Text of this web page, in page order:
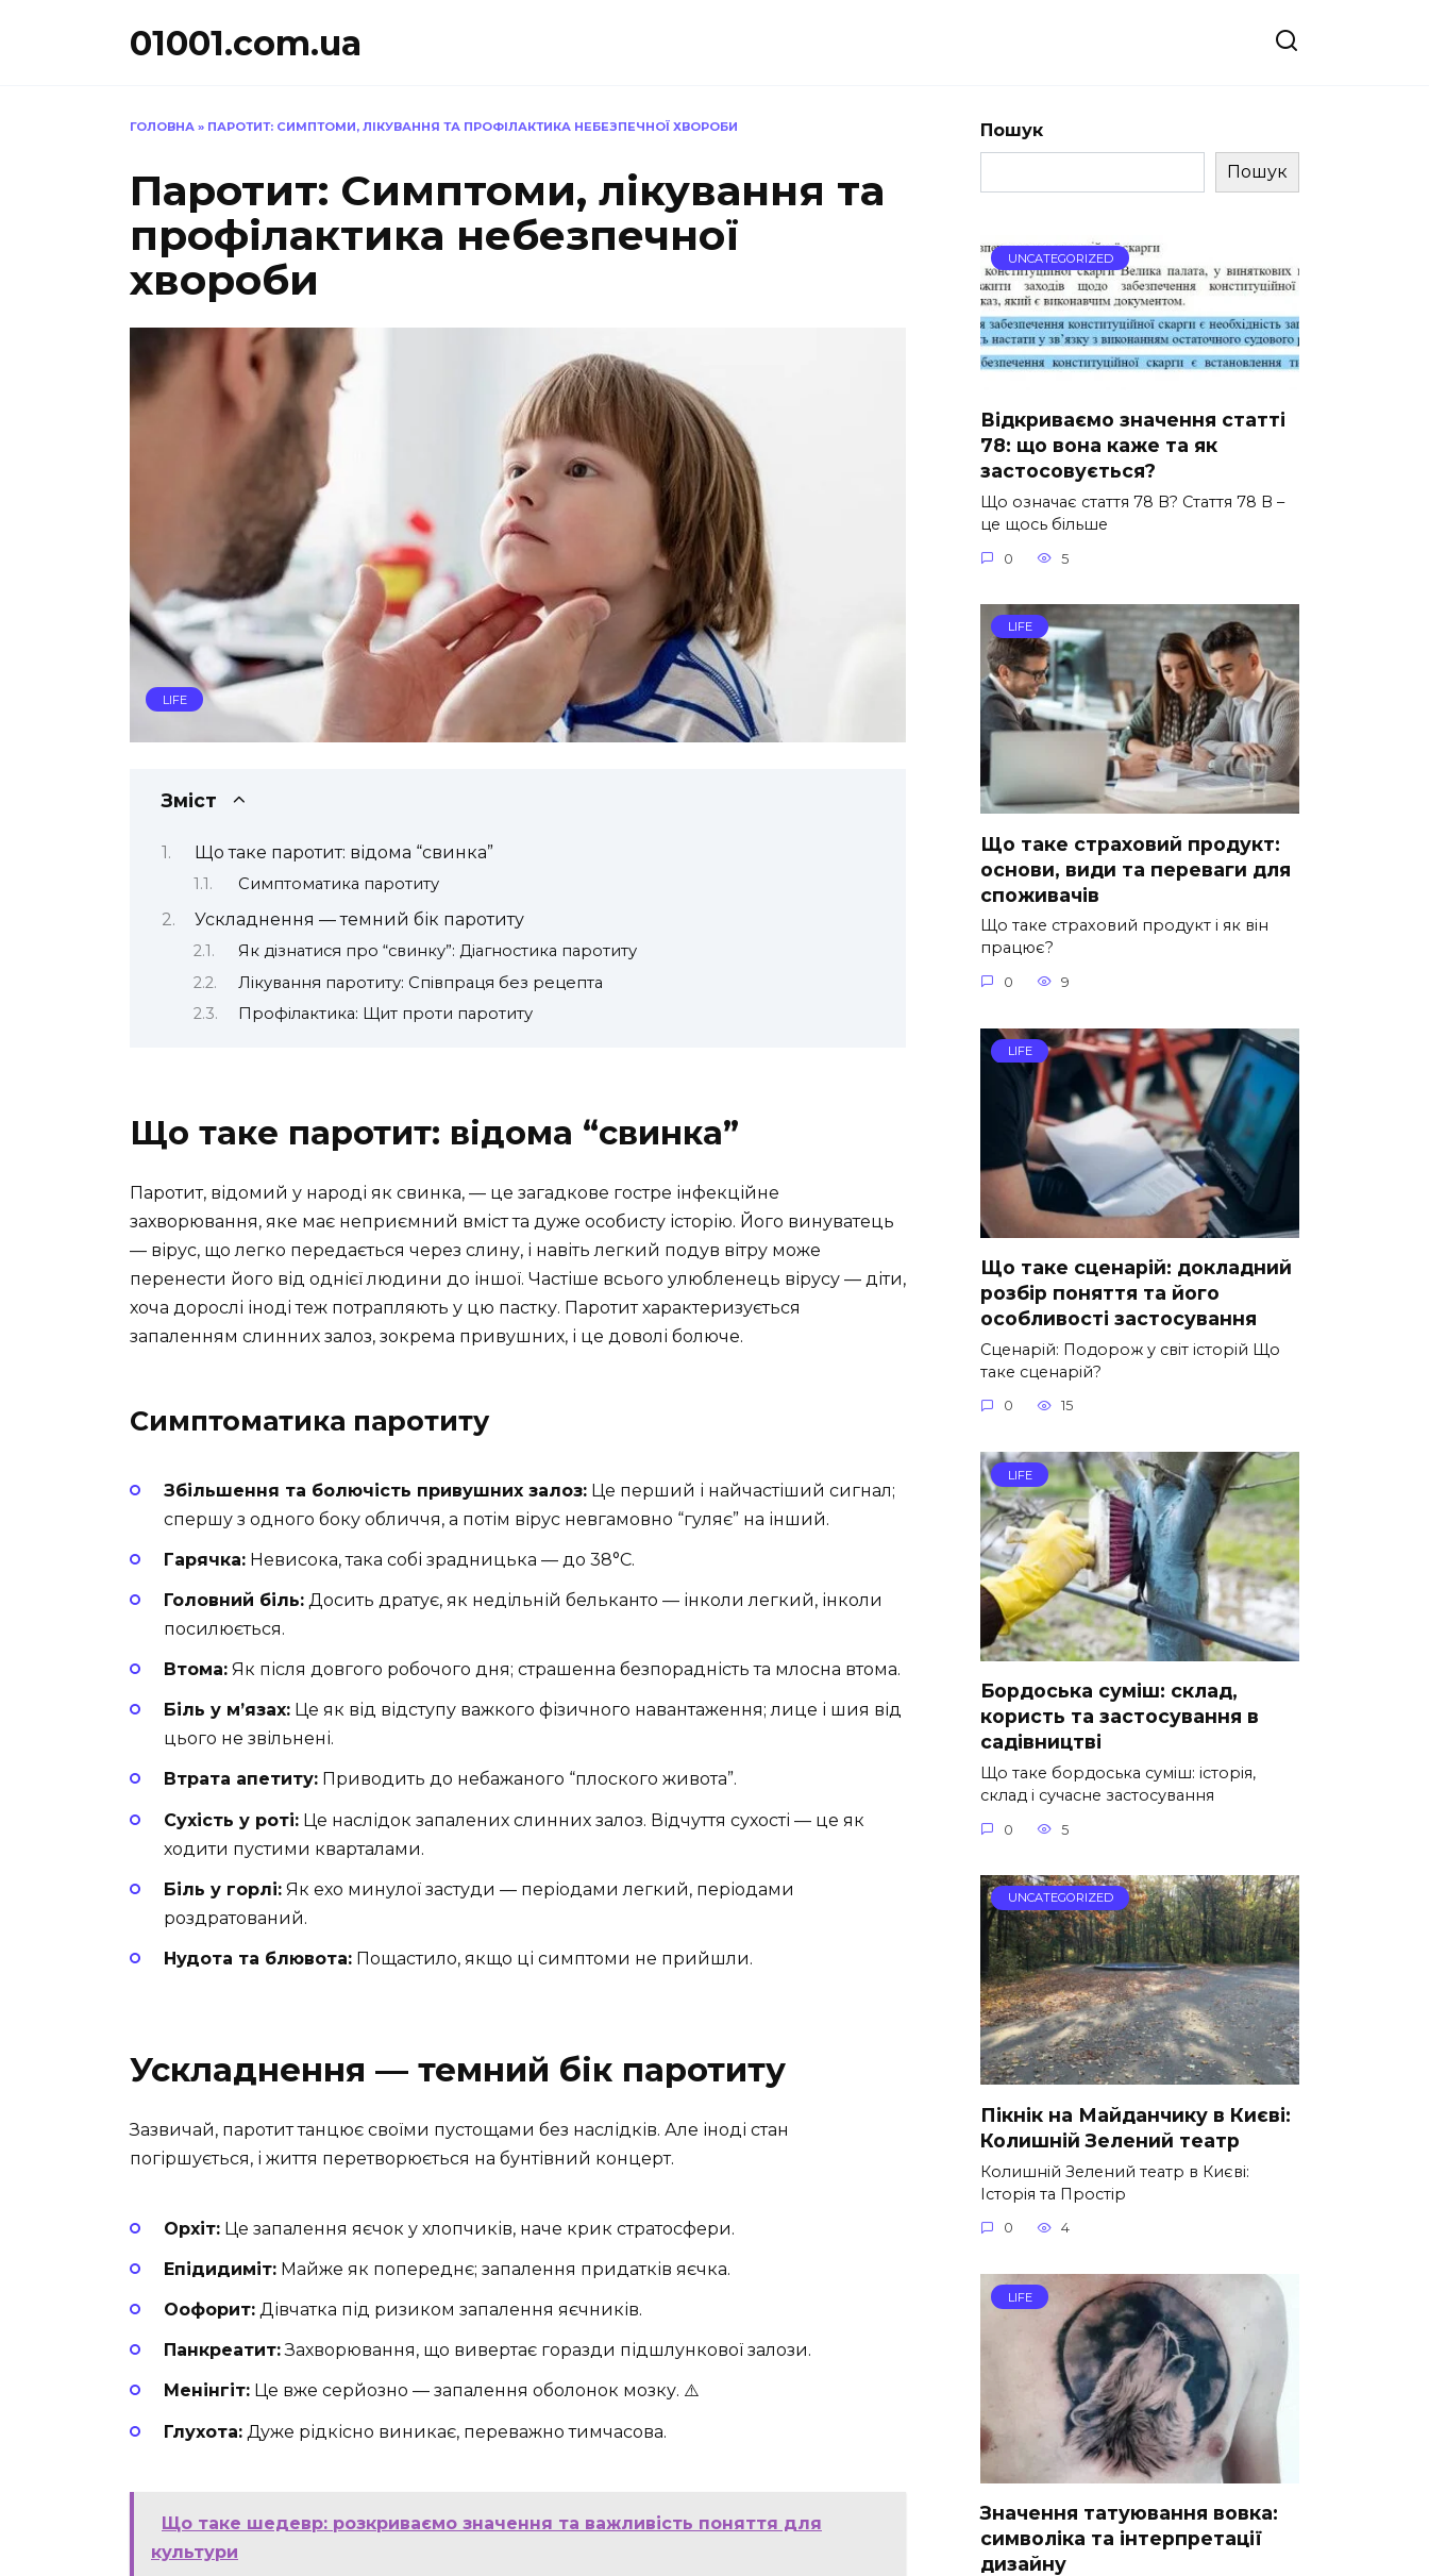
01001.com.ua
ГОЛОВНА » ПАРОТИТ: СИМПТОМИ, ЛІКУВАННЯ ТА ПРОФІЛАКТИКА НЕБЕЗПЕЧНОЇ ХВОРОБИ
Паротит: Симптоми, лікування та
профілактика небезпечної
хвороби
LIFE
Зміст
Що таке паротит: відома “свинка”
Симптоматика паротиту
Ускладнення — темний бік паротиту
Як дізнатися про “свинку”: Діагностика паротиту
Лікування паротиту: Співпраця без рецепта
Профілактика: Щит проти паротиту
Що таке паротит: відома “свинка”
Паротит, відомий у народі як свинка, — це загадкове гостре інфекційне
захворювання, яке має неприємний вміст та дуже особисту історію. Його винуватець
— вірус, що легко передається через слину, і навіть легкий подув вітру може
перенести його від однієї людини до іншої. Частіше всього улюбленець вірусу — діти,
хоча дорослі іноді теж потрапляють у цю пастку. Паротит характеризується
запаленням слинних залоз, зокрема привушних, і це доволі болюче.
Симптоматика паротиту
Збільшення та болючість привушних залоз: Це перший і найчастіший сигнал;
спершу з одного боку обличчя, а потім вірус невгамовно “гуляє” на інший.
Гарячка: Невисока, така собі зрадницька — до 38°C.
Головний біль: Досить дратує, як недільній бельканто — інколи легкий, інколи
посилюється.
Втома: Як після довгого робочого дня; страшенна безпорадність та млосна втома.
Біль у м’язах: Це як від відступу важкого фізичного навантаження; лице і шия від
цього не звільнені.
Втрата апетиту: Приводить до небажаного “плоского живота”.
Сухість у роті: Це наслідок запалених слинних залоз. Відчуття сухості — це як
ходити пустими кварталами.
Біль у горлі: Як ехо минулої застуди — періодами легкий, періодами
роздратований.
Нудота та блювота: Пощастило, якщо ці симптоми не прийшли.
Ускладнення — темний бік паротиту
Зазвичай, паротит танцює своїми пустощами без наслідків. Але іноді стан
погіршується, і життя перетворюється на бунтівний концерт.
Орхіт: Це запалення яєчок у хлопчиків, наче крик стратосфери.
Епідидиміт: Майже як попереднє; запалення придатків яєчка.
Оофорит: Дівчатка під ризиком запалення яєчників.
Панкреатит:Захворювання, що вивертає горазди підшлункової залози.
Менінгіт: Це вже серйозно — запалення оболонок мозку. ⚠️
Глухота: Дуже рідкісно виникає, переважно тимчасова.
Що таке шедевр: розкриваємо значення та важливість поняття для
культури
Пошук
Пошук
UNCATEGORIZED
Відкриваємо значення статті
78: що вона каже та як
застосовується?
Що означає стаття 78 В? Стаття 78 В –
це щось більше
0 5
LIFE
Що таке страховий продукт:
основи, види та переваги для
споживачів
Що таке страховий продукт і як він
працює?
0 9
LIFE
Що таке сценарій: докладний
розбір поняття та його
особливості застосування
Сценарій: Подорож у світ історій Що
таке сценарій?
0 15
LIFE
Бордоська суміш: склад,
користь та застосування в
садівництві
Що таке бордоська суміш: історія,
склад і сучасне застосування
0 5
UNCATEGORIZED
Пікнік на Майданчику в Києві:
Колишній Зелений театр
Колишній Зелений театр в Києві:
Історія та Простір
0 4
LIFE
Значення татуювання вовка:
символіка та інтерпретації
дизайну